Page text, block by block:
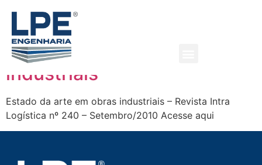
industriais
Estado da arte em obras
industriais
Estado da arte em obras industriais – Revista Intra
Logística nº 240 – Setembro/2010 Acesse aqui